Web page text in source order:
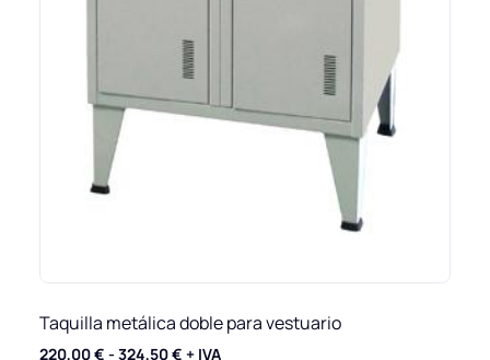
Taquilla metálica doble para vestuario
220,00€ - 324,50€ + IVA